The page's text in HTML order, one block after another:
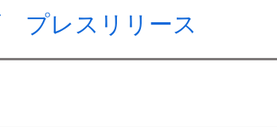
プレスリリース